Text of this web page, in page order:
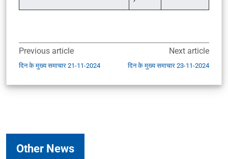
Previous article
दिन के मुख्य समाचार 21-11-2024
Next article
दिन के मुख्य समाचार 23-11-2024
Other News